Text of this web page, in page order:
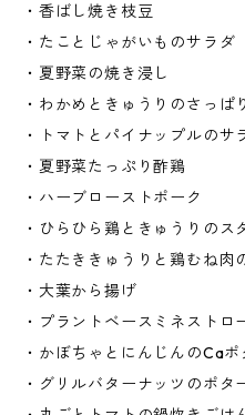
・香ばし焼き枝豆
・たことじゃがいものサラダ
・夏野菜の焼き浸し
・わかめときゅうりのさっぱ
・トマトとパイナップルのサ
・夏野菜たっぷり酢鶏
・ハーブローストポーク
・ひらひら鶏ときゅうりのス
・たたききゅうりと鶏むね肉
・大葉から揚げ
・プラントベースミネストロ
・かぼちゃとにんじんのCaポ
・グリルバターナッツのポタ